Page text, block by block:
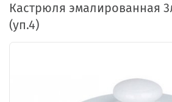
Кастрюля эмалированная
(уп.4)